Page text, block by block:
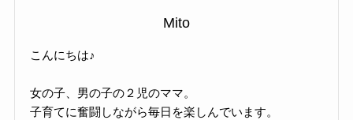
Mito
こんにちは♪
女の子、男の子の２児のママ。
子育てに奮闘しながら毎日を楽しんでいます。